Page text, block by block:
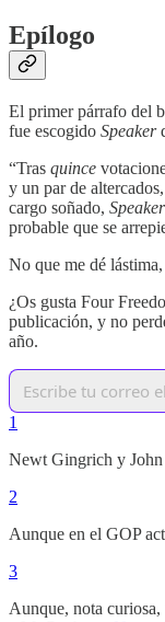
Epílogo
El primer párrafo del
fue escogido Speaker
“Tras quince
y un par de
cargo soñado, Speaker
probable que se
No que me dé
¿Os gusta Four
publicación, y no
año.
1
Newt Gingrich y John
2
Aunque en el GOP
3
Aunque, nota curiosa,